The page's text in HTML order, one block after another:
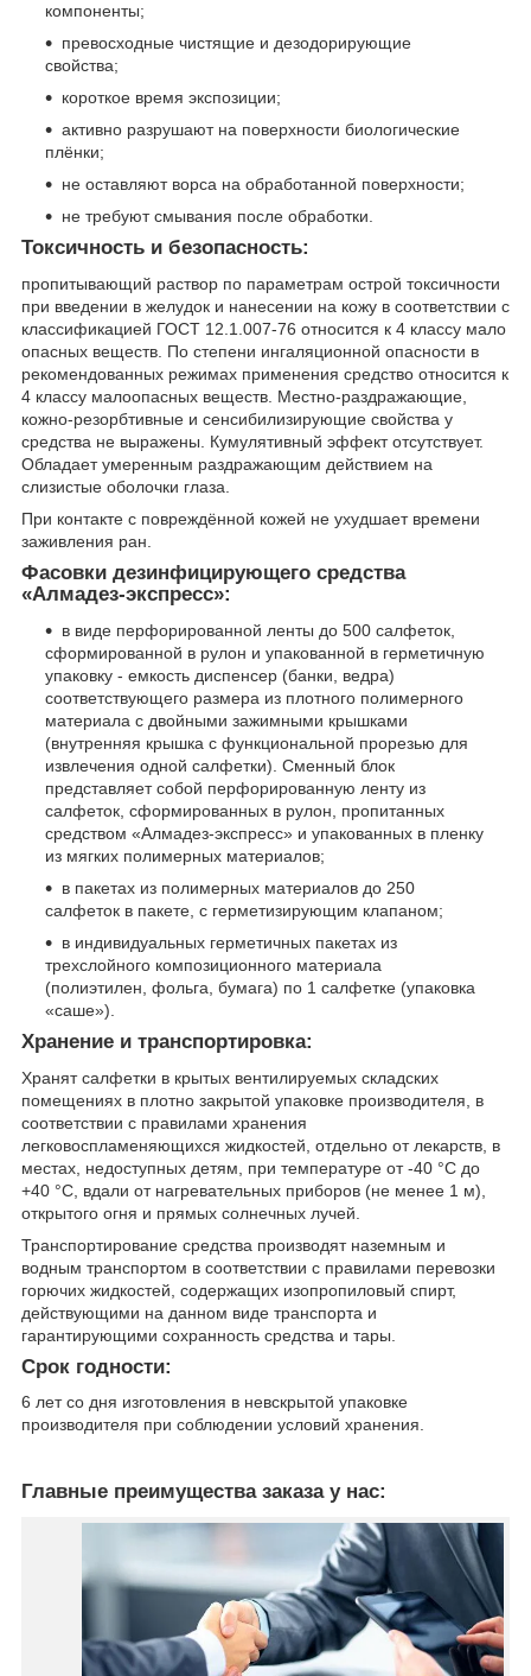
компоненты;
превосходные чистящие и дезодорирующие
свойства;
короткое время экспозиции;
активно разрушают на поверхности биологические
плёнки;
не оставляют ворса на обработанной поверхности;
не требуют смывания после обработки.
Токсичность и безопасность:
пропитывающий раствор по параметрам острой токсичности
при введении в желудок и нанесении на кожу в соответствии с
классификацией ГОСТ 12.1.007-76 относится к 4 классу мало
опасных веществ. По степени ингаляционной опасности в
рекомендованных режимах применения средство относится к
4 классу малоопасных веществ. Местно-раздражающие,
кожно-резорбтивные и сенсибилизирующие свойства у
средства не выражены. Кумулятивный эффект отсутствует.
Обладает умеренным раздражающим действием на
слизистые оболочки глаза.
При контакте с повреждённой кожей не ухудшает времени
заживления ран.
Фасовки дезинфицирующего средства
«Алмадез-экспресс»:
в виде перфорированной ленты до 500 салфеток,
сформированной в рулон и упакованной в герметичную
упаковку - емкость диспенсер (банки, ведра)
соответствующего размера из плотного полимерного
материала с двойными зажимными крышками
(внутренняя крышка с функциональной прорезью для
извлечения одной салфетки). Сменный блок
представляет собой перфорированную ленту из
салфеток, сформированных в рулон, пропитанных
средством «Алмадез-экспресс» и упакованных в пленку
из мягких полимерных материалов;
в пакетах из полимерных материалов до 250
салфеток в пакете, с герметизирующим клапаном;
в индивидуальных герметичных пакетах из
трехслойного композиционного материала
(полиэтилен, фольга, бумага) по 1 салфетке (упаковка
«саше»).
Хранение и транспортировка:
Хранят салфетки в крытых вентилируемых складских
помещениях в плотно закрытой упаковке производителя, в
соответствии с правилами хранения
легковоспламеняющихся жидкостей, отдельно от лекарств, в
местах, недоступных детям, при температуре от -40 °С до
+40 °С, вдали от нагревательных приборов (не менее 1 м),
открытого огня и прямых солнечных лучей.
Транспортирование средства производят наземным и
водным транспортом в соответствии с правилами перевозки
горючих жидкостей, содержащих изопропиловый спирт,
действующими на данном виде транспорта и
гарантирующими сохранность средства и тары.
Срок годности:
6 лет со дня изготовления в невскрытой упаковке
производителя при соблюдении условий хранения.
Главные преимущества заказа у нас: